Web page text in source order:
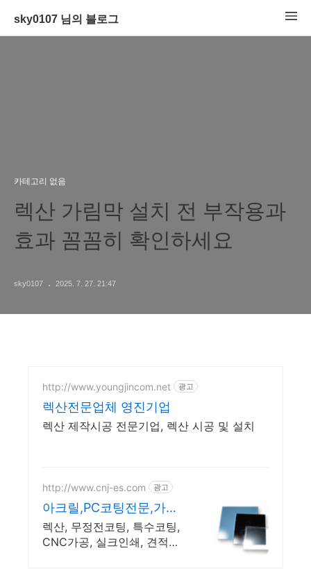
sky0107 님의 블로그
카테고리 없음
렉산 가림막 설치 전 부작용과
효과 꼼꼼히 확인하세요
sky0107 2025. 7. 27. 21:47
http://www.youngjincom.net 광고
렉산전문업체 영진기업
렉산 제작시공 전문기업, 렉산 시공 및 설치
http://www.cnj-es.com 광고
아크릴,PC코팅전문,가공
인쇄
렉산, 무정전코팅, 특수코팅,
CNC가공, 실크인쇄, 견적및